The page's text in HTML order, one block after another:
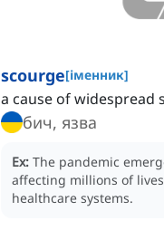
scourge[іменник]
a cause of
бич, язва
Ex: The pandemic
affecting millions of
healthcare systems.